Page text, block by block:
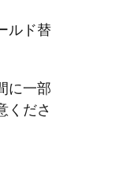
ルド替
に一部
くださ